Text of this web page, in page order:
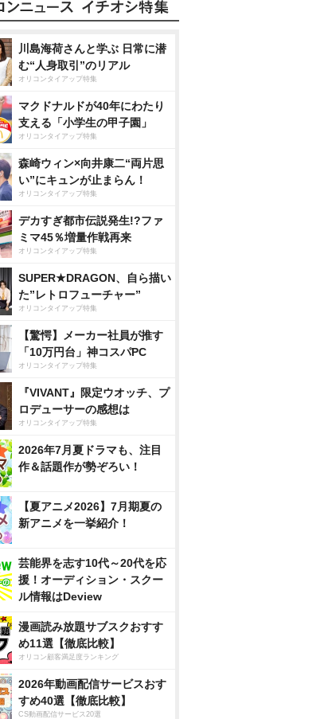
川島海荷さんと学ぶ 日常に潜
む“人身取引”のリアル
オリコンタイアップ特集
マクドナルドが40年にわたり
支える「小学生の甲子園」
オリコンタイアップ特集
森崎ウィン×向井康二“両片思
い”にキュンが止まらん！
オリコンタイアップ特集
デカすぎ都市伝説発生!?ファ
ミマ45％増量作戦再来
オリコンタイアップ特集
SUPER★DRAGON、自ら描い
た”レトロフューチャー”
オリコンタイアップ特集
【驚愕】メーカー社員が推す
「10万円台」神コスパPC
オリコンタイアップ特集
『VIVANT』限定ウオッチ、プ
ロデューサーの感想は
オリコンタイアップ特集
2026年7月夏ドラマも、注目
作＆話題作が勢ぞろい！
【夏アニメ2026】7月期夏の
新アニメを一挙紹介！
芸能界を志す10代～20代を応
援！オーディション・スクー
ル情報はDeview
漫画読み放題サブスクおすす
め11選【徹底比較】
オリコン顧客満足度ランキング
2026年動画配信サービスおす
すめ40選【徹底比較】
CS動画配信サービス20選